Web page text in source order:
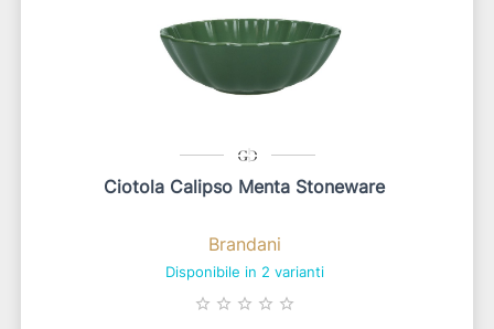
Ciotola Calipso Menta Stoneware
Brandani
Disponibile in 2 varianti
star_border star_border star_border star_border star_border